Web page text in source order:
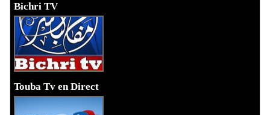
Bichri TV
Touba Tv en Direct